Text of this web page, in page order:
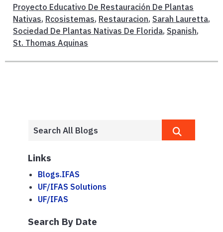
Proyecto Educativo De Restauración De Plantas
Nativas, Rcosistemas, Restauracion, Sarah Lauretta,
Sociedad De Plantas Nativas De Florida, Spanish,
St. Thomas Aquinas
Links
Blogs.IFAS
UF/IFAS Solutions
UF/IFAS
Search By Date